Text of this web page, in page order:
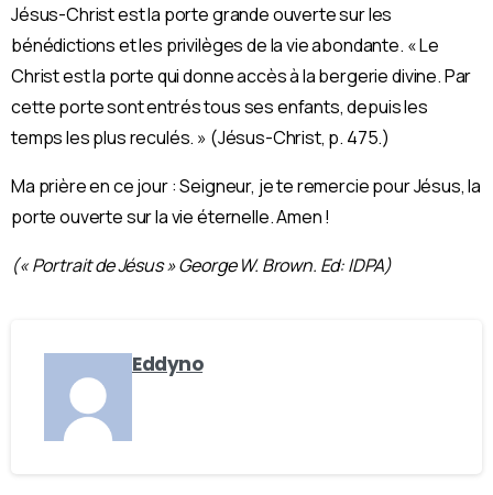
Jésus-Christ est la porte grande ouverte sur les
bénédictions et les privilèges de la vie abondante. « Le
Christ est la porte qui donne accès à la bergerie divine. Par
cette porte sont entrés tous ses enfants, depuis les
temps les plus reculés. » (Jésus-Christ, p. 475.)
Ma prière en ce jour : Seigneur, je te remercie pour Jésus, la
porte ouverte sur la vie éternelle. Amen !
(« Portrait de Jésus » George W. Brown. Ed: IDPA)
Eddyno